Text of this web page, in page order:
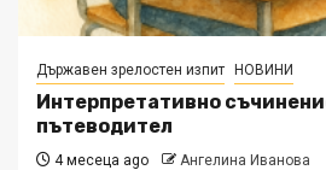
Държавен зрелостен изпит НОВИНИ
Интерпретативно
пътеводител
4 месеца ago Ангелина Иванова